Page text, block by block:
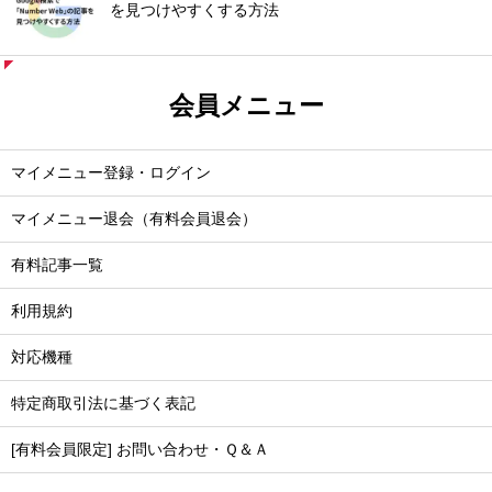
を見つけやすくする方法
会員メニュー
マイメニュー登録・ログイン
マイメニュー退会（有料会員退会）
有料記事一覧
利用規約
対応機種
特定商取引法に基づく表記
[有料会員限定] お問い合わせ・Ｑ＆Ａ